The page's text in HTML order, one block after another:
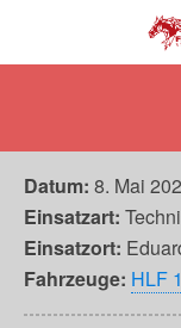
Datum: 8. Mai
Einsatzart:
Einsatzort:
Fahrzeuge: HLF